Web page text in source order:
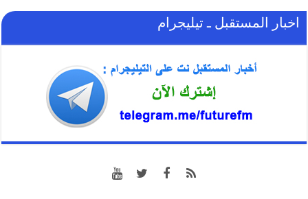
اخبار المستقبل ـ تيليجرام